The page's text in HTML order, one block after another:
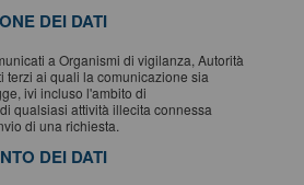
DEI DATI
a Organismi di vigilanza, Autorità
terzi ai quali la comunicazione sia
ivi incluso l'ambito di
qualsiasi attività illecita connessa
di una richiesta.
DEI DATI